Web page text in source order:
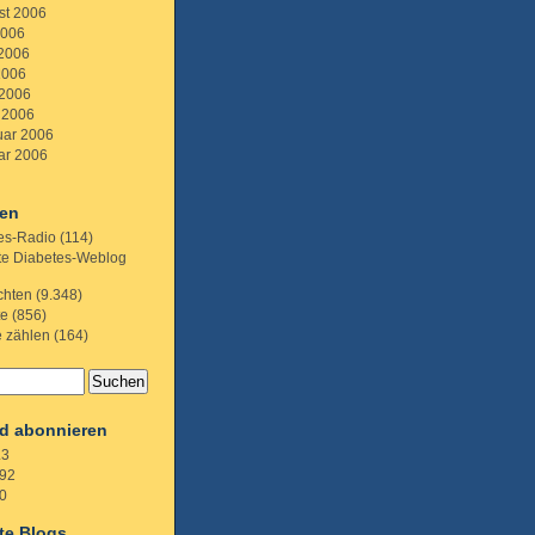
2006
2006
2006
Radio (114)
Diabetes-Weblog
(9.348)
(856)
zählen (164)
abonnieren